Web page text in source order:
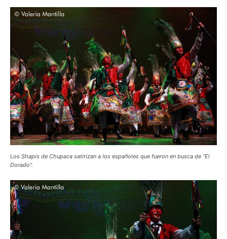
Los Shapis de Chupaca satirizan a los españoles que fueron en busca de “El
Dorado”.